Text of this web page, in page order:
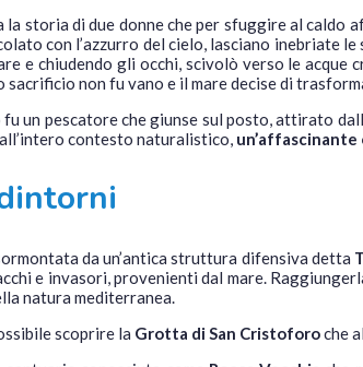
la storia di due donne che per sfuggire al caldo
con l’azzurro del cielo, lasciano inebriate
e chiudendo gli occhi, scivolò verso le
non fu vano e il mare decise di
un pescatore che giunse sul posto, attirato
contesto naturalistico,
da un’antica struttura difensiva detta
e invasori, provenienti dal mare.
natura mediterranea.
scoprire la Grotta di San Cristoforoche